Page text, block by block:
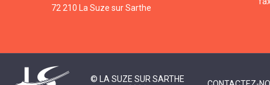
72 210 La Suze sur Sarthe
© LA SUZE SUR SARTHE